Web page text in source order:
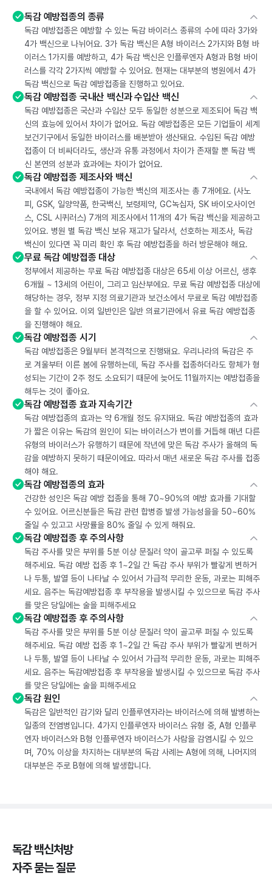
독감 예방접종의 종류
독감 예방접종은 예방할 수 있는 독감 바이러스 종류의 수에 따라 3가와
4가 백신으로 나뉘어요. 3가 독감 백신은 A형 바이러스 2가지와 B형 바
이러스 1가지를 예방하고, 4가 독감 백신은 인플루엔자 A형과 B형 바이
러스를 각각 2가지씩 예방할 수 있어요. 현재는 대부분의 병원에서 4가
독감 백신으로 독감 예방접종을 진행하고 있어요.
독감 예방접종 국내산 백신과 수입산 백신
독감 예방접종은 국산과 수입산 모두 동일한 성분으로 제조되어 독감 백
신의 효능에 있어서 차이가 없어요. 독감 예방접종은 모든 기업들이 세계
보건기구에서 동일한 바이러스를 배분받아 생산돼요. 수입된 독감 예방
접종이 더 비싸더라도, 생산과 유통 과정에서 차이가 존재할 뿐 독감 백
신 본연의 성분과 효과에는 차이가 없어요.
독감 예방접종 제조사와 백신
국내에서 독감 예방접종이 가능한 백신의 제조사는 총 7개에요. (사노
피, GSK, 일양약품, 한국백신, 보령제약, GC녹십자, SK 바이오사이언
스, CSL 시퀴러스) 7개의 제조사에서 11개의 4가 독감 백신을 제공하고
있어요. 병원 별 독감 백신 보유 재고가 달라서, 선호하는 제조사, 독감
백신이 있다면 꼭 미리 확인 후 독감 예방접종을 하러 방문해야 해요.
무료 독감 예방접종 대상
정부에서 제공하는 무료 독감 예방접종 대상은 65세 이상 어르신, 생후
6개월 ~ 13세의 어린이, 그리고 임산부에요. 무료 독감 예방접종 대상에
해당하는 경우, 정부 지정 의료기관과 보건소에서 무료로 독감 예방접종
을 할 수 있어요. 이외 일반인은 일반 의료기관에서 유료 독감 예방접종
을 진행해야 해요.
독감 예방접종 시기
독감 예방접종은 9월부터 본격적으로 진행돼요. 우리나라의 독감은 주
로 겨울부터 이른 봄에 유행하는데, 독감 주사를 접종하더라도 항체가 형
성되는 기간이 2주 정도 소요되기 때문에 늦어도 11월까지는 예방접종을
해두는 것이 좋아요.
독감 예방접종 효과 지속기간
독감 예방접종의 효과는 약 6개월 정도 유지돼요. 독감 예방접종의 효과
가 짧은 이유는 독감의 원인이 되는 바이러스가 변이를 거듭해 매년 다른
유형의 바이러스가 유행하기 때문에 작년에 맞은 독감 주사가 올해의 독
감을 예방하지 못하기 때문이에요. 따라서 매년 새로운 독감 주사를 접종
해야 해요.
독감 예방접종의 효과
건강한 성인은 독감 예방 접종을 통해 70~90%의 예방 효과를 기대할
수 있어요. 어르신분들은 독감 관련 합병증 발생 가능성을을 50~60%
줄일 수 있고고 사망률을 80% 줄일 수 있게 해줘요.
독감 예방접종 후 주의사항
독감 주사를 맞은 부위를 5분 이상 문질러 약이 골고루 퍼질 수 있도록
해주세요. 독감 예방 접종 후 1~2일 간 독감 주사 부위가 빨갛게 변하거
나 두통, 발열 등이 나타날 수 있어서 가급적 무리한 운동, 과로는 피해주
세요. 음주는 독감예방접종 후 부작용을 발생시킬 수 있으므로 독감 주사
를 맞은 당일에는 술을 피해주세요
독감 예방접종 후 주의사항
독감 주사를 맞은 부위를 5분 이상 문질러 약이 골고루 퍼질 수 있도록
해주세요. 독감 예방 접종 후 1~2일 간 독감 주사 부위가 빨갛게 변하거
나 두통, 발열 등이 나타날 수 있어서 가급적 무리한 운동, 과로는 피해주
세요. 음주는 독감예방접종 후 부작용을 발생시킬 수 있으므로 독감 주사
를 맞은 당일에는 술을 피해주세요
독감 원인
독감은 일반적인 감기와 달리 인플루엔자라는 바이러스에 의해 발병하는
일종의 전염병입니다. 4가지 인플루엔자 바이러스 유형 중, A형 인플루
엔자 바이러스와 B형 인플루엔자 바이러스가 사람을 감염시킬 수 있으
며, 70% 이상을 차지하는 대부분의 독감 사례는 A형에 의해, 나머지의
대부분은 주로 B형에 의해 발생합니다.
독감 백신처방
자주 묻는 질문